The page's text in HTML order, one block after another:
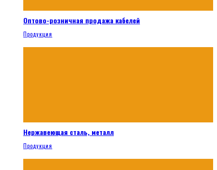
Оптово-розничная продажа кабелей
Продукция
Нержавеющая сталь, металл
Продукция